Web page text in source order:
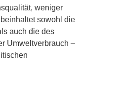
weniger
sowohl die
auch die des
Umweltverbrauch –